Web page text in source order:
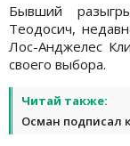
Бывший
Теодосич,
Лос-Анджелес
своего выбора.
Читай также:
Осман подписал